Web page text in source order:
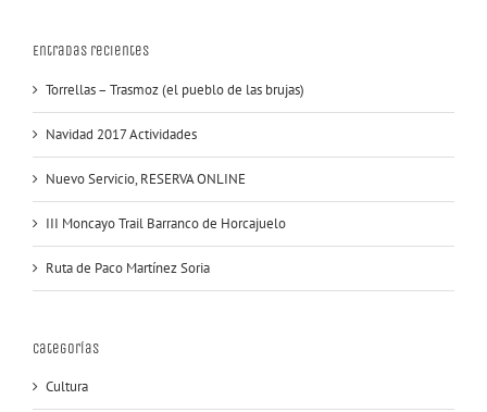
Entradas recientes
Torrellas – Trasmoz (el pueblo de las brujas)
Navidad 2017 Actividades
Nuevo Servicio, RESERVA ONLINE
III Moncayo Trail Barranco de Horcajuelo
Ruta de Paco Martínez Soria
Categorías
Cultura